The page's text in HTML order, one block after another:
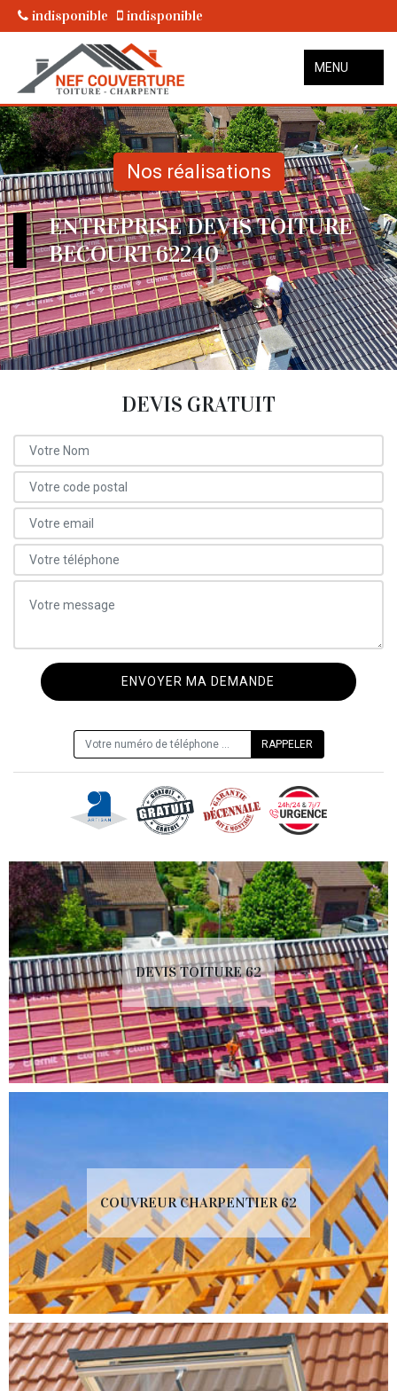
indisponible indisponible
MENU
Nos réalisations
ENTREPRISE DEVIS TOITURE
BECOURT 62240
DEVIS GRATUIT
DEVIS TOITURE 62
COUVREUR CHARPENTIER 62